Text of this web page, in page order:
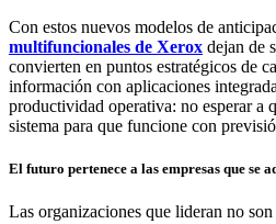
Con estos nuevos modelos de
multifuncionales de Xerox dejan de
convierten en puntos estratégicos de
información con aplicaciones
productividad operativa: no esperar a
sistema para que funcione con
El futuro pertenece a las empresas que se
Las organizaciones que lideran no